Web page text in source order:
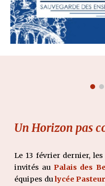
Un Horizon pas
Le 13 février dernier, les
invités auPalais des
équipes dulycée Pasteur